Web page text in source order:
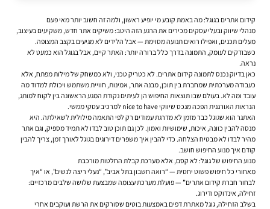
קידום אתרים בגוגל: מה באמת קובע מי יופיע ראשון, ולמה זה חשוב יותר מאי פעם
מנהלי שיווק ובעלי עסקים מכירים את הרגע הזה היטב: משיקים אתר חדש, משקיעים בעיצוב,
מעלים תכנים, ואפילו רואים תנועה מסוימת — אבל הלידים לא מגיעים בקצב המצופה.
כשבודקים לעומק, התמונה בדרך כלל ברורה יותר: האתר קיים, אבל בגוגל הוא כמעט לא
נראה.
כאן בדיוק נכנס לתמונה קידום אתרים. לא כטריק טכני, ולא כמשחק של מילות מפתח, אלא
כעבודה מערכתית שמחברת בין תוכן, מבנה אתר, אמינות, חוויית משתמש ויכולת למדוד מה
עובד ומה לא. בעולם שבו תוצאות החיפוש הן לעיתים נקודת המגע הראשונה בין לקוח למותג,
הנראות האורגנית הפכה מנכס שיווקי nice to have למרכיב עסקי ממשי.
האתגר הוא שגוגל כבר מזמן לא מדרגת עמודים רק לפי התאמה מילולית לשאילתה. היא
מנסה להבין כוונה, איכות, שימושיות ואמון. לכן גם תוכן טוב לבדו לא תמיד מספיק, וגם אתר
מהיר לבדו לא מבטיח הצלחה. כדי להבין איך משפרים דירוגים בגוגל לאורך זמן, צריך להבין
קודם איך מנוע החיפוש חושב.
מנוע החיפוש של גוגל: לא קסם, אלא מערכת קבלת החלטות מורכבת
מאחורי כל חיפוש פשוט יחסית — “רואה חשבון בתל אביב”, “נעלי ריצה לנשים”, או “איך
לבחור חברת קידום אתרים” — פועלת מערכת עצומה שמבצעת שלושה שלבים מרכזיים:
זחילה, אינדוקס ודירוג.
בשלב הזחילה, גוגל מאתרת דפים באמצעות בוטים שסורקים את הרשת ועוקבים אחרי